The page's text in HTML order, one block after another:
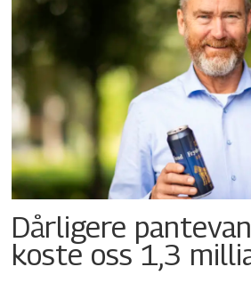
Dårligere
koste oss 1,3